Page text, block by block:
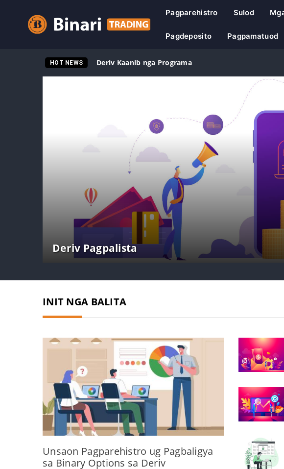
Pagparehistro Sulod
Pagdeposito Pagpamatuod
HOT NEWS Deriv Kaanib nga Programa
Deriv Pagpalista
INIT NGA BALITA
Unsaon Pagparehistro ug Pagbaligya
sa Binary Options sa Deriv